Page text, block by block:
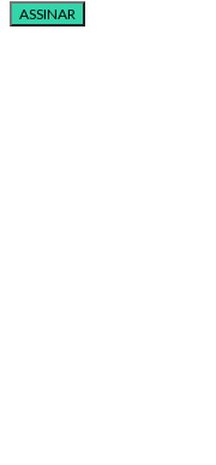
ASSINAR